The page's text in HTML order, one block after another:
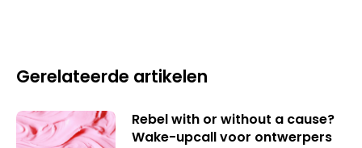
Gerelateerde artikelen
Rebel with or without a cause?
Wake-upcall voor ontwerpers